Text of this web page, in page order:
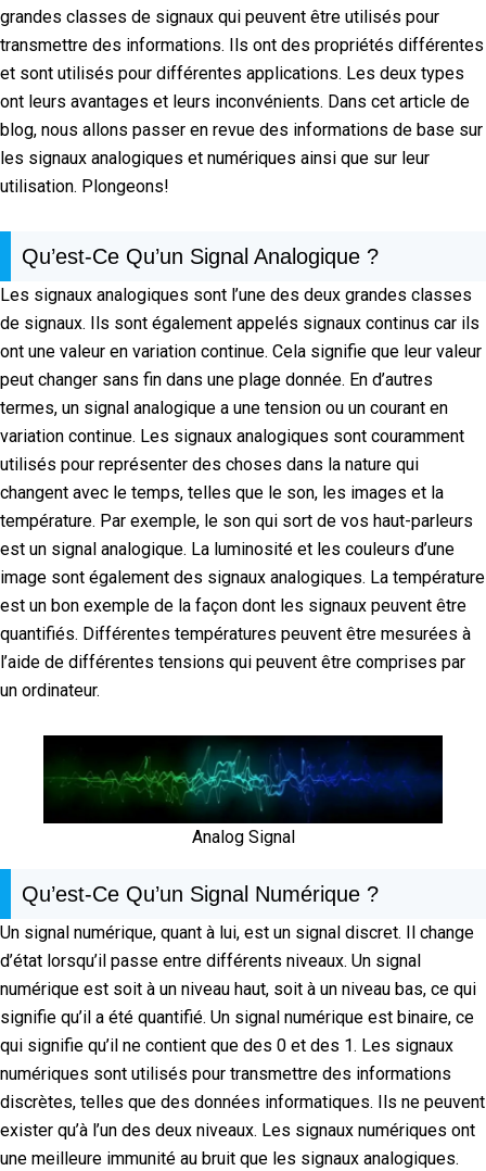
grandes classes de signaux qui peuvent être utilisés pour
transmettre des informations. Ils ont des propriétés différentes
et sont utilisés pour différentes applications. Les deux types
ont leurs avantages et leurs inconvénients. Dans cet article de
blog, nous allons passer en revue des informations de base sur
les signaux analogiques et numériques ainsi que sur leur
utilisation. Plongeons!
Qu’est-Ce Qu’un Signal Analogique ?
Les signaux analogiques sont l’une des deux grandes classes
de signaux. Ils sont également appelés signaux continus car ils
ont une valeur en variation continue. Cela signifie que leur valeur
peut changer sans fin dans une plage donnée. En d’autres
termes, un signal analogique a une tension ou un courant en
variation continue. Les signaux analogiques sont couramment
utilisés pour représenter des choses dans la nature qui
changent avec le temps, telles que le son, les images et la
température. Par exemple, le son qui sort de vos haut-parleurs
est un signal analogique. La luminosité et les couleurs d’une
image sont également des signaux analogiques. La température
est un bon exemple de la façon dont les signaux peuvent être
quantifiés. Différentes températures peuvent être mesurées à
l’aide de différentes tensions qui peuvent être comprises par
un ordinateur.
Analog Signal
Qu’est-Ce Qu’un Signal Numérique ?
Un signal numérique, quant à lui, est un signal discret. Il change
d’état lorsqu’il passe entre différents niveaux. Un signal
numérique est soit à un niveau haut, soit à un niveau bas, ce qui
signifie qu’il a été quantifié. Un signal numérique est binaire, ce
qui signifie qu’il ne contient que des 0 et des 1. Les signaux
numériques sont utilisés pour transmettre des informations
discrètes, telles que des données informatiques. Ils ne peuvent
exister qu’à l’un des deux niveaux. Les signaux numériques ont
une meilleure immunité au bruit que les signaux analogiques.